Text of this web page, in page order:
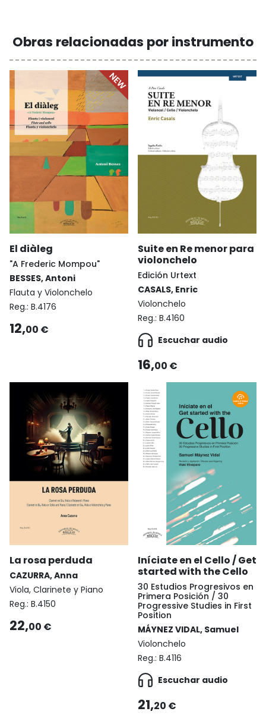
Obras relacionadas por instrumento
El diàleg
"A Frederic Mompou"
BESSES, Antoni
Flauta y Violonchelo
Reg.: B.4176
12,00 €
Suite en Re menor para
violonchelo
Edición Urtext
CASALS, Enric
Violonchelo
Reg.: B.4160
Escuchar audio
16,00 €
La rosa perduda
CAZURRA, Anna
Viola, Clarinete y Piano
Reg.: B.4150
22,00 €
Iníciate en el Cello / Get
started with the Cello
30 Estudios Progresivos en
Primera Posición / 30
Progressive Studies in First
Position
MÁYNEZ VIDAL, Samuel
Violonchelo
Reg.: B.4116
Escuchar audio
21,20 €